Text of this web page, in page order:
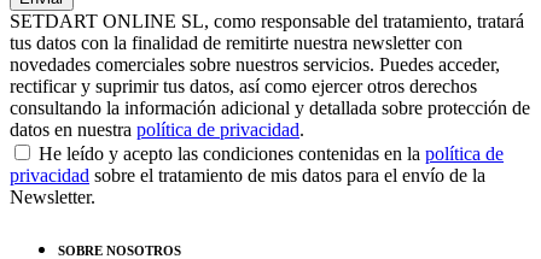
SETDART ONLINE SL, como responsable del tratamiento, tratará
tus datos con la finalidad de remitirte nuestra newsletter con
novedades comerciales sobre nuestros servicios. Puedes acceder,
rectificar y suprimir tus datos, así como ejercer otros derechos
consultando la información adicional y detallada sobre protección de
datos en nuestra política de privacidad.
He leído y acepto las condiciones contenidas en la política de
privacidad sobre el tratamiento de mis datos para el envío de la
Newsletter.
SOBRE NOSOTROS